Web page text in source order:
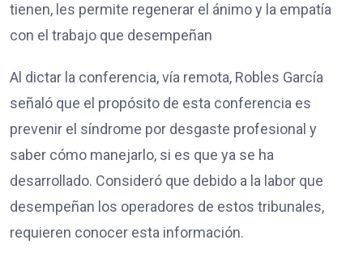
tienen, les permite regenerar el ánimo y la empatía
con el trabajo que desempeñan
Al dictar la conferencia, vía remota, Robles García
señaló que el propósito de esta conferencia es
prevenir el síndrome por desgaste profesional y
saber cómo manejarlo, si es que ya se ha
desarrollado. Consideró que debido a la labor que
desempeñan los operadores de estos tribunales,
requieren conocer esta información.